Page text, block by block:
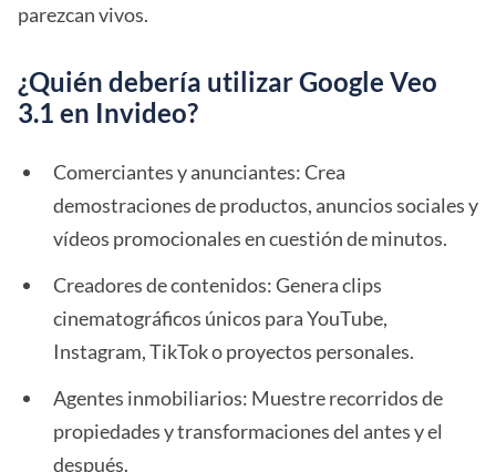
parezcan vivos.
¿Quién debería utilizar Google Veo
3.1 en Invideo?
Comerciantes y anunciantes: Crea
demostraciones de productos, anuncios sociales y
vídeos promocionales en cuestión de minutos.
Creadores de contenidos: Genera clips
cinematográficos únicos para YouTube,
Instagram, TikTok o proyectos personales.
Agentes inmobiliarios: Muestre recorridos de
propiedades y transformaciones del antes y el
después.